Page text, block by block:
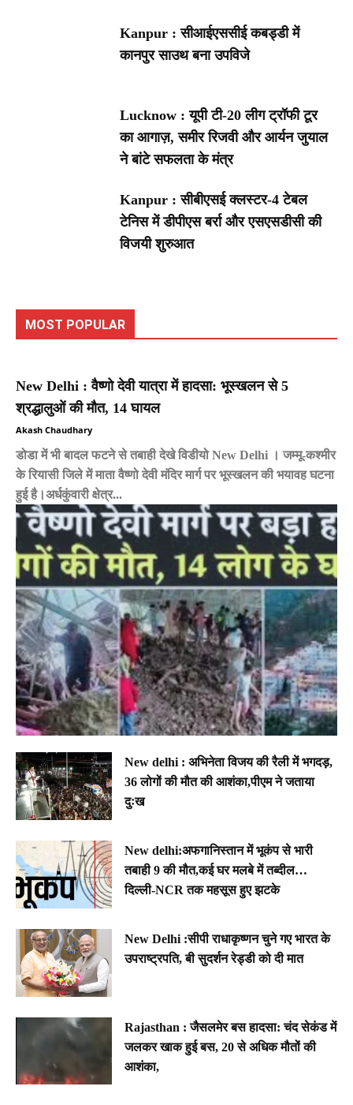
Kanpur : सीआईएससीई कबड्डी में
कानपुर साउथ बना उपविजे
Lucknow : यूपी टी-20 लीग ट्रॉफी टूर
का आगाज़, समीर रिजवी और आर्यन जुयाल
ने बांटे सफलता के मंत्र
Kanpur : सीबीएसई क्लस्टर-4 टेबल
टेनिस में डीपीएस बर्रा और एसएसडीसी की
विजयी शुरुआत
MOST POPULAR
New Delhi : वैष्णो देवी यात्रा में हादसा: भूस्खलन से 5
श्रद्धालुओं की मौत, 14 घायल
Akash Chaudhary
डोडा में भी बादल फटने से तबाही देखे विडीयो New Delhi । जम्मू-कश्मीर
के रियासी जिले में माता वैष्णो देवी मंदिर मार्ग पर भूस्खलन की भयावह घटना
हुई है।अर्धकुंवारी क्षेत्र...
New delhi : अभिनेता विजय की रैली में भगदड़,
36 लोगों की मौत की आशंका,पीएम ने जताया
दुःख
New delhi:अफगानिस्तान में भूकंप से भारी
तबाही 9 की मौत,कई घर मलबे में तब्दील…
दिल्ली-NCR तक महसूस हुए झटके
New Delhi :सीपी राधाकृष्णन चुने गए भारत के
उपराष्ट्रपति, बी सुदर्शन रेड्डी को दी मात
Rajasthan : जैसलमेर बस हादसा: चंद सेकंड में
जलकर खाक हुई बस, 20 से अधिक मौतों की
आशंका,